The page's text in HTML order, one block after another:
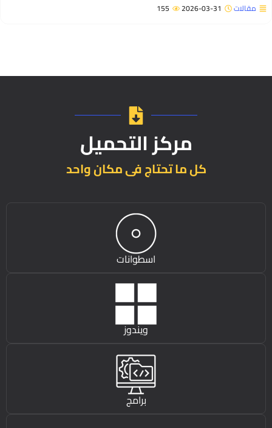
مقالات 2026-03-31
155
مركز التحميل
كل ما تحتاج فى مكان واحد
اسطوانات
ويندوز
برامج